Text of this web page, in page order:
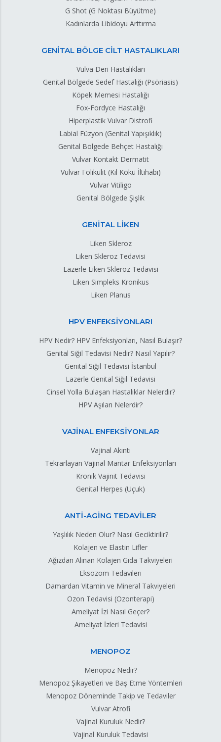
G Shot (G Noktası Büyütme)
Kadınlarda Libidoyu Arttırma
GENİTAL BÖLGE CİLT HASTALIKLARI
Vulva Deri Hastalıkları
Genital Bölgede Sedef Hastalığı (Psöriasis)
Köpek Memesi Hastalığı
Fox-Fordyce Hastalığı
Hiperplastik Vulvar Distrofi
Labial Füzyon (Genital Yapışıklık)
Genital Bölgede Behçet Hastalığı
Vulvar Kontakt Dermatit
Vulvar Folikülit (Kıl Kökü İltihabı)
Vulvar Vitiligo
Genital Bölgede Şişlik
GENİTAL LİKEN
Liken Skleroz
Liken Skleroz Tedavisi
Lazerle Liken Skleroz Tedavisi
Liken Simpleks Kronikus
Liken Planus
HPV ENFEKSİYONLARI
HPV Nedir? HPV Enfeksiyonları, Nasıl Bulaşır?
Genital Siğil Tedavisi Nedir? Nasıl Yapılır?
Genital Siğil Tedavisi İstanbul
Lazerle Genital Siğil Tedavisi
Cinsel Yolla Bulaşan Hastalıklar Nelerdir?
HPV Aşıları Nelerdir?
VAJİNAL ENFEKSİYONLAR
Vajinal Akıntı
Tekrarlayan Vajinal Mantar Enfeksiyonları
Kronik Vajinit Tedavisi
Genital Herpes (Uçuk)
ANTİ-AGİNG TEDAVİLER
Yaşlılık Neden Olur? Nasıl Geciktirilir?
Kolajen ve Elastin Lifler
Ağızdan Alınan Kolajen Gıda Takviyeleri
Eksozom Tedavileri
Damardan Vitamin ve Mineral Takviyeleri
Ozon Tedavisi (Ozonterapi)
Ameliyat İzi Nasıl Geçer?
Ameliyat İzleri Tedavisi
MENOPOZ
Menopoz Nedir?
Menopoz Şikayetleri ve Baş Etme Yöntemleri
Menopoz Döneminde Takip ve Tedaviler
Vulvar Atrofi
Vajinal Kuruluk Nedir?
Vajinal Kuruluk Tedavisi